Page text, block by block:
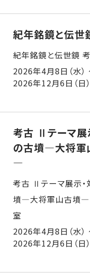
紀年銘鏡と伝世
紀年銘鏡と伝世鏡
2026年4月8日（水）
2026年12月6日（日）
考古 Ⅱテーマ展
の古墳―大将軍
―
考古 Ⅱテーマ展示・対馬の古墳―大将軍
2026年4月8日（水）
2026年12月6日（日）